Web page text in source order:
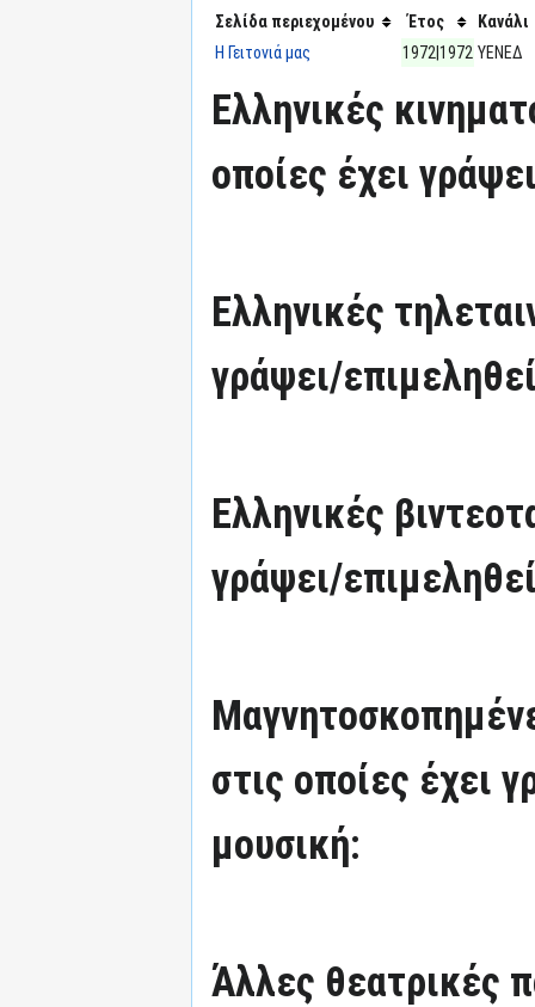
Σελίδα περιεχομένου Έτος
Κανάλι
Η Γειτονιά μας
1972|1972 ΥΕΝΕΔ
Ελληνικές
οποίες έχει
Ελληνικές
γράψει/
Ελληνικές
γράψει/
στις οποίες έχει
μουσική:
Άλλες θεατρικές